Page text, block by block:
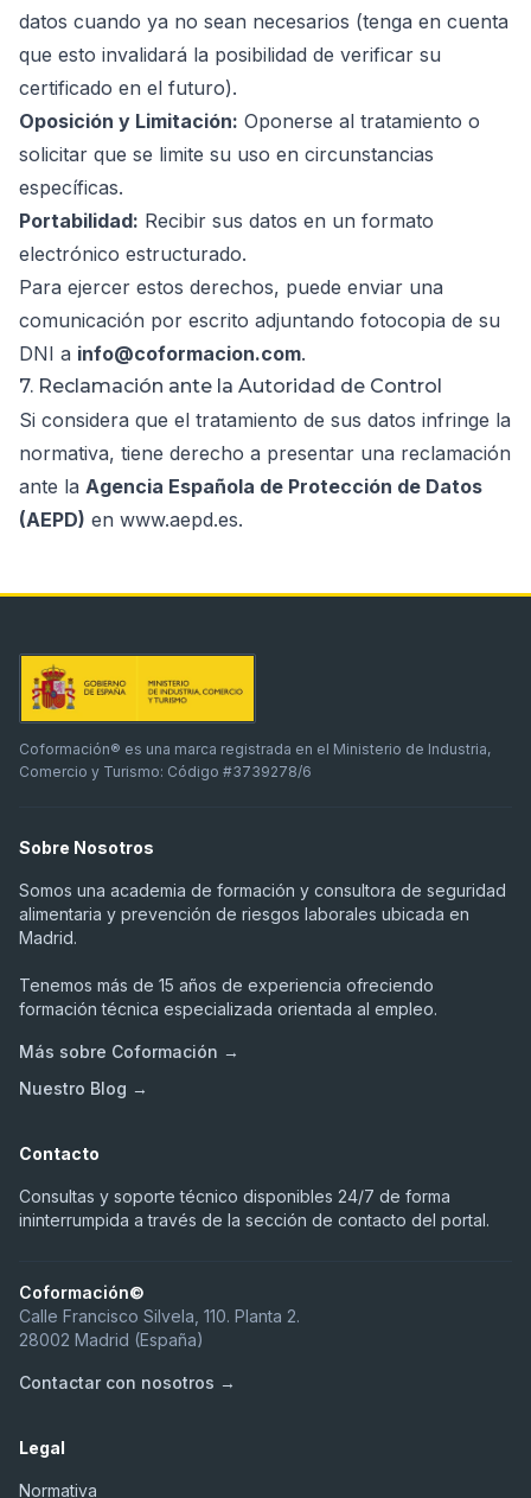
datos cuando ya no sean necesarios (tenga en cuenta
que esto invalidará la posibilidad de verificar su
certificado en el futuro).
Oposición y Limitación: Oponerse al tratamiento o
solicitar que se limite su uso en circunstancias
específicas.
Portabilidad: Recibir sus datos en un formato
electrónico estructurado.
Para ejercer estos derechos, puede enviar una
comunicación por escrito adjuntando fotocopia de su
DNI a info@coformacion.com.
7. Reclamación ante la Autoridad de Control
Si considera que el tratamiento de sus datos infringe la
normativa, tiene derecho a presentar una reclamación
ante la Agencia Española de Protección de Datos
(AEPD) en www.aepd.es.
Coformación® es una marca registrada en el Ministerio de Industria,
Comercio y Turismo: Código #3739278/6
Sobre Nosotros
Somos una academia de formación y consultora de seguridad
alimentaria y prevención de riesgos laborales ubicada en
Madrid.
Tenemos más de 15 años de experiencia ofreciendo
formación técnica especializada orientada al empleo.
Más sobre Coformación →
Nuestro Blog →
Contacto
Consultas y soporte técnico disponibles 24/7 de forma
ininterrumpida a través de la sección de contacto del portal.
Coformación©
Calle Francisco Silvela, 110. Planta 2.
28002 Madrid (España)
Contactar con nosotros →
Legal
Normativa